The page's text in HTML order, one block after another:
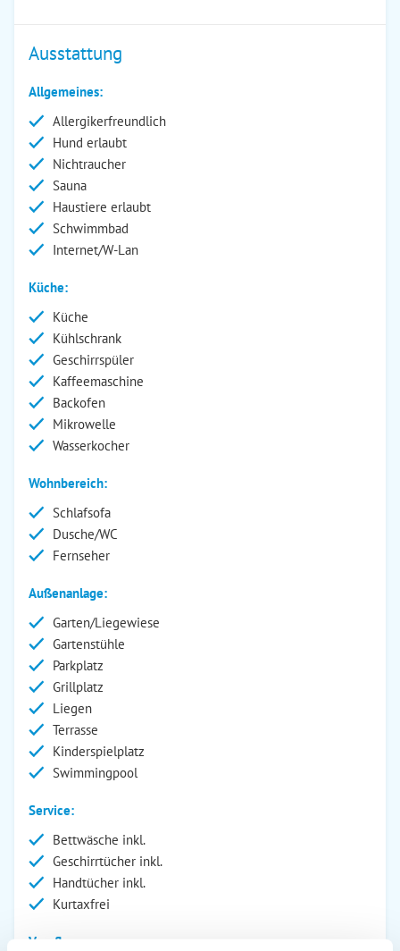
Ausstattung
Allgemeines:
Allergikerfreundlich
Hund erlaubt
Nichtraucher
Sauna
Haustiere erlaubt
Schwimmbad
Internet/W-Lan
Küche:
Küche
Kühlschrank
Geschirrspüler
Kaffeemaschine
Backofen
Mikrowelle
Wasserkocher
Wohnbereich:
Schlafsofa
Dusche/WC
Fernseher
Außenanlage:
Garten/Liegewiese
Gartenstühle
Parkplatz
Grillplatz
Liegen
Terrasse
Kinderspielplatz
Swimmingpool
Service:
Bettwäsche inkl.
Geschirrtücher inkl.
Handtücher inkl.
Kurtaxfrei
Verpflegung: